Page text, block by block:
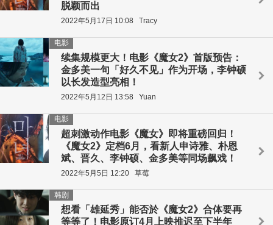
脱颖而出
2022年5月17日 10:08 Tracy
续集规模更大！电影《魔女2》首版预告：
金多美一句「好久不见」作为开场，李钟硕
以长发造型亮相！
电影
2022年5月12日 13:58 Yuan
超刺激动作电影《魔女》即将重磅回归！
《魔女2》定档6月，看新人申诗雅、朴恩
斌、晋久、李钟硕、金多美等同场飙戏！
电影
2022年5月5日 12:20 草莓
想看「雄延秀」能否於《魔女2》合体要再
等等了！电影原订4月上映推迟至下半年
韩剧